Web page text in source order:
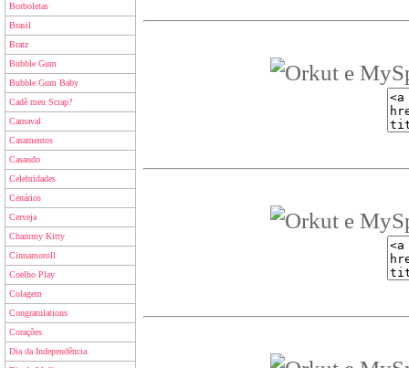
Borboletas
Brasil
Bratz
Bubble Gum
Bubble Gum Baby
Cadê meu Scrap?
Carnaval
Casamentos
Casando
Celebridades
Cenários
Cerveja
Chammy Kitty
Cinnamoroll
Coelho Play
Colagem
Congratulations
Corações
Dia da Independência